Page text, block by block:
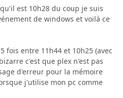
est 10h28 du coup je suis
de windows et voilà ce
fois entre 11h44 et 10h25 (avec
c'est que plex n'est pas
d'erreur pour la mémoire
j'utilise mon pc comme